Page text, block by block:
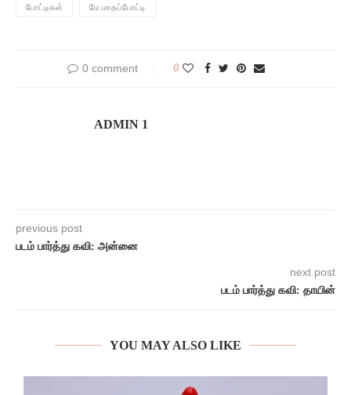
போட்டிகள் மே மாதப்போட்டி
0 comment 0
ADMIN 1
previous post
படம் பார்த்து கவி: அன்னை
next post
படம் பார்த்து கவி: தாயின்
YOU MAY ALSO LIKE